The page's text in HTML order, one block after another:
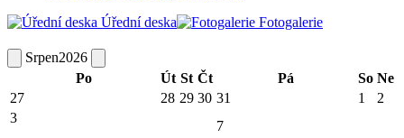
Úřední deska
Fotogalerie
Srpen2026
Po
Út St Čt Pá So Ne
27
28 29 30 31 1
2
3
7